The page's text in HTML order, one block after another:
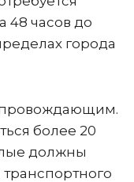
48 часов до
города
более 20
должны